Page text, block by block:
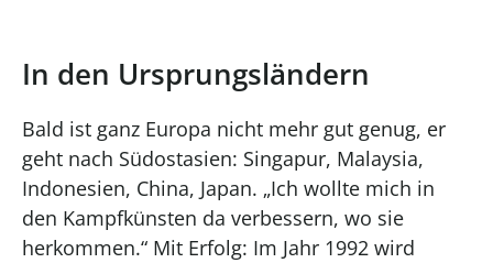
In den Ursprungsländern
Bald ist ganz Europa nicht mehr gut genug, er
geht nach Südostasien: Singapur, Malaysia,
Indonesien, China, Japan. „Ich wollte mich in
den Kampfkünsten da verbessern, wo sie
herkommen.“ Mit Erfolg: Im Jahr 1992 wird